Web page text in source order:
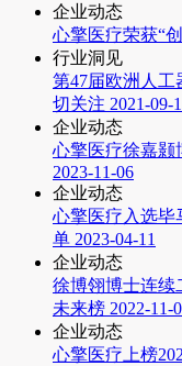
企业动态
心擎医疗荣获“
行业洞见
第47届欧洲人
切关注 2021-09-
企业动态
心擎医疗徐嘉颢
2023-11-06
企业动态
心擎医疗入选毕
单 2023-04-11
企业动态
徐博翎博士连续
未来榜 2022-11-
企业动态
心擎医疗上榜